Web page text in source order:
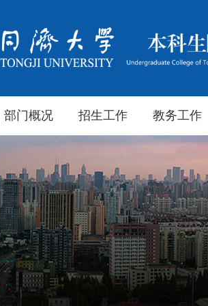
部门概况 招生工作 教务工作